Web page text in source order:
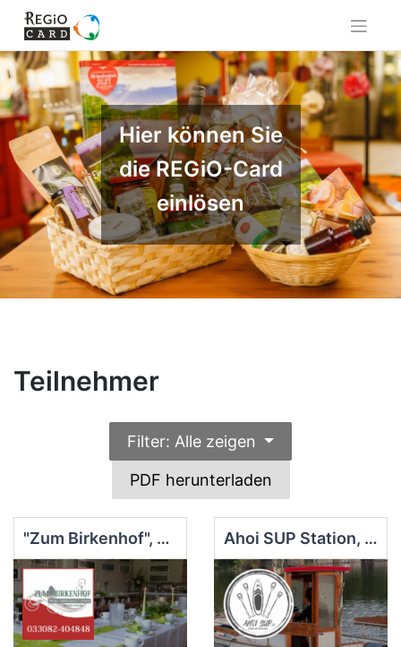
content
Hier können Sie
die REGiO-Card
einlösen
Teilnehmer
Filter: Alle zeigen
PDF herunterladen
"Zum Birkenhof", Burow Ahoi SUP Station, Fürstenberg